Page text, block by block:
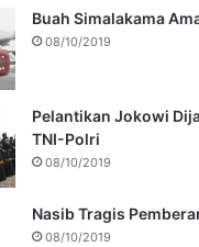
Buah Simalakama
08/10/2019
Pelantikan Jokowi
TNI-Polri
08/10/2019
Nasib Tragis
08/10/2019